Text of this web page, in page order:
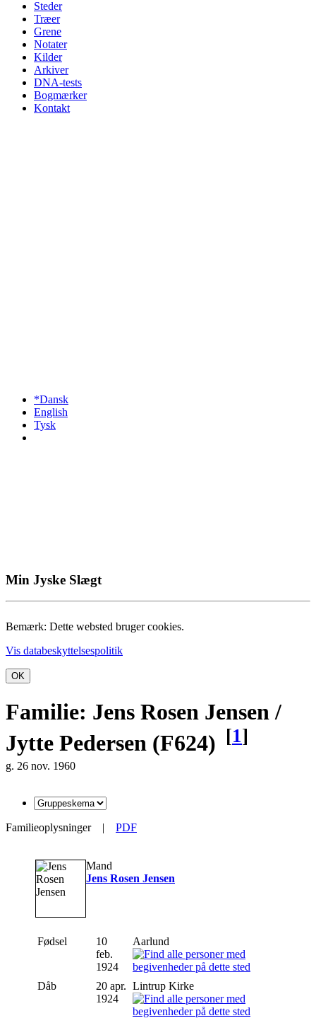
Steder
Træer
Grene
Notater
Kilder
Arkiver
DNA-tests
Bogmærker
Kontakt
*Dansk
English
Tysk
Min Jyske Slægt
Bemærk: Dette websted bruger cookies.
Vis databeskyttelsespolitik
OK
Familie: Jens Rosen Jensen /
Jytte Pedersen (F624) [1]
g. 26 nov. 1960
Familieoplysninger| PDF
Mand
Jens Rosen Jensen
Fødsel
10
feb.
1924
Aarlund
Dåb
20 apr.
1924
Lintrup Kirke